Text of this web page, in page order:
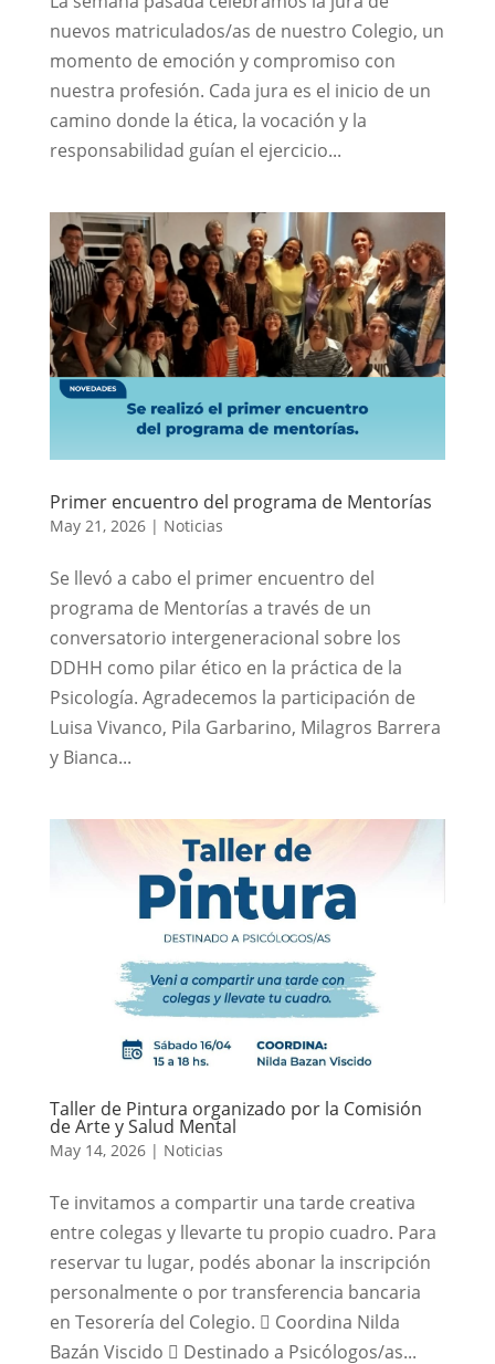
nuevos matriculados/as de nuestro Colegio, un
momento de emoción y compromiso con
nuestra profesión. Cada jura es el inicio de un
camino donde la ética, la vocación y la
responsabilidad guían el ejercicio...
Primer encuentro del programa de Mentorías
May 21, 2026| Noticias
Se llevó a cabo el primer encuentro del
programa de Mentorías a través de un
conversatorio intergeneracional sobre los
DDHH como pilar ético en la práctica de la
Psicología. Agradecemos la participación de
Luisa Vivanco, Pila Garbarino, Milagros Barrera
y Bianca...
Taller de Pintura organizado por la Comisión
de Arte y Salud Mental
May 14, 2026| Noticias
Te invitamos a compartir una tarde creativa
entre colegas y llevarte tu propio cuadro. Para
reservar tu lugar, podés abonar la inscripción
personalmente o por transferencia bancaria
en Tesorería del Colegio.  Coordina Nilda
Bazán Viscido  Destinado a Psicólogos/as...